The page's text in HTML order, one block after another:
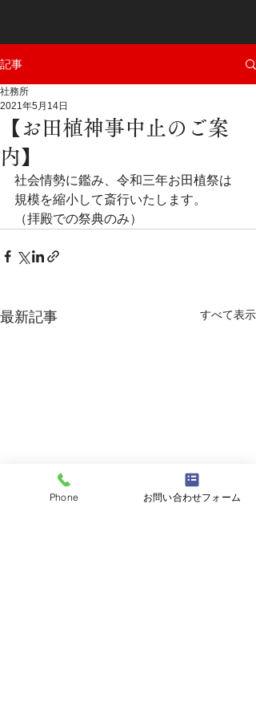
記事
【お田植神事中止のご案
内】
社務所
2021年5月14日
社会情勢に鑑み、令和三年お田植祭は
規模を縮小して斎行いたします。
（拝殿での祭典のみ）
最新記事 すべて表示
Phone お問い合わせフォーム